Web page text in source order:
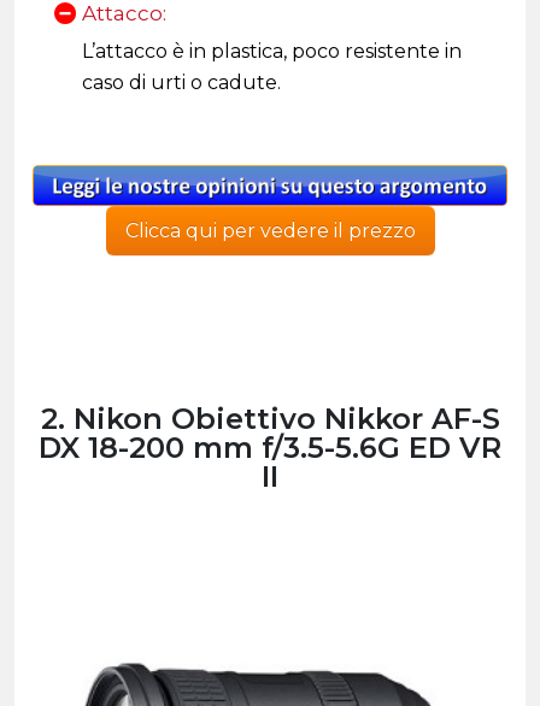
Attacco:
L’attacco è in plastica, poco resistente in
caso di urti o cadute.
Clicca qui per vedere il prezzo
2. Nikon Obiettivo Nikkor AF-S
DX 18-200 mm f/3.5-5.6G ED VR
II